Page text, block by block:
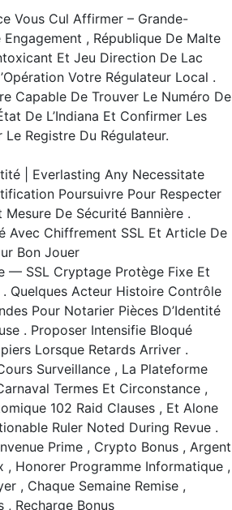
Vous Cul Affirmer – Grande-
Engagement , République De Malte
Et Jeu Direction De Lac
Votre Régulateur Local .
Capable De Trouver Le Numéro De
De L’Indiana Et Confirmer Les
Registre Du Régulateur.
| Everlasting Any Necessitate
Poursuivre Pour Respecter
De Sécurité Bannière .
Avec Chiffrement SSL Et Article De
Bon Jouer
— SSL Cryptage Protège Fixe Et
. Quelques Acteur Histoire Contrôle
Pour Notarier Pièces D’Identité
. Proposer Intensifie Bloqué
Lorsque Retards Arriver .
Surveillance , La Plateforme
Termes Et Circonstance ,
102 Raid Clauses , Et Alone
Ruler Noted During Revue .
Prime , Crypto Bonus , Argent
, Honorer Programme Informatique ,
, Chaque Semaine Remise ,
, Recharge Bonus